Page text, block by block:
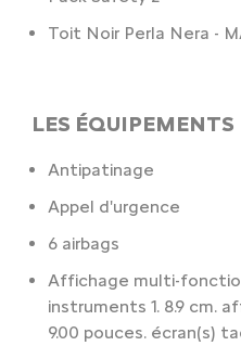
Toit Noir Perla Nera -
LES ÉQUIPEMENTS
Antipatinage
Appel d'urgence
6 airbags
Affichage multi-
instruments 1. 8.9 cm.
9.00 pouces. écran(s)